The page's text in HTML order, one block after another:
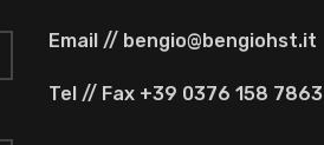
Email // bengio@bengiohst.it
Tel // Fax +39 0376 158 7863